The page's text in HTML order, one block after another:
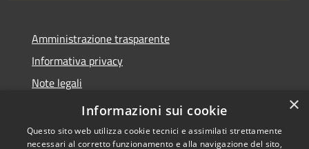
Amministrazione trasparente
Informativa privacy
Note legali
Dichiarazione di accessibilità
×
Informazioni sui cookie
Questo sito web utilizza cookie tecnici e assimilati strettamente
necessari al corretto funzionamento e alla navigazione del sito,